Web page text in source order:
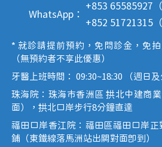
WhatsApp：
+853 65585927（
+852 51721315
* 就診請提前預約，免問診金，免
（無預約者不享此優惠）
牙醫上班時間： 09:30~18:30 （週日
珠海院：珠海市香洲區 拱北中建商
面），拱北口岸步行8分鐘直達
福田口岸香江院：福田區福田口岸
鋪（東鐵線落馬洲站出關對面即到）